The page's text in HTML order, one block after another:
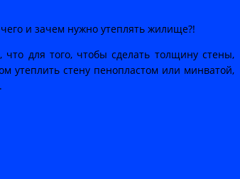
и зачем нужно утеплять жилище?!
для того, чтобы сделать толщину стены,
утеплить стену пенопластом или минватой,